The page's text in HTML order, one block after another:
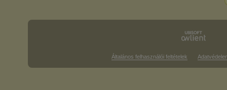
Általános felhasználói feltételek